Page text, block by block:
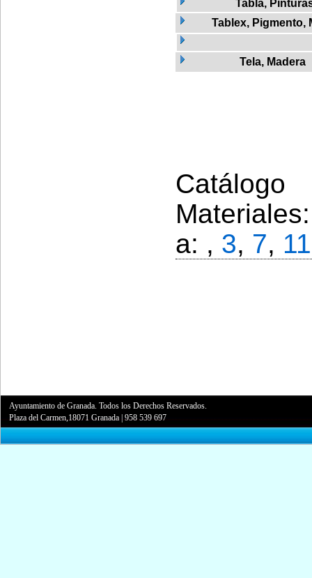
Tabla,
Tablex, Pigmento,
Tela, Madera
a: , 3, 7, 11
Ayuntamiento de Granada. Todos los Derechos Reservados.
Plaza del Carmen,18071 Granada |958 539 697